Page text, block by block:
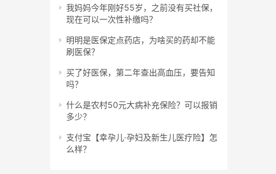
我妈妈今年刚好55岁，之前没有买社保，
现在可以一次性补缴吗？
明明是医保定点药店，为啥买的药却不能
刷医保？
买了好医保，第二年查出高血压，要告知
吗？
什么是农村50元大病补充保险？可以报销
多少？
支付宝【幸孕儿·孕妇及新生儿医疗险】怎
么样？